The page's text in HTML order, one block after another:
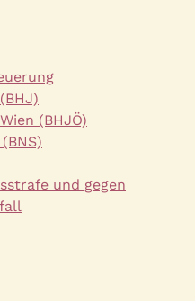
(BHJÖ)
und gegen